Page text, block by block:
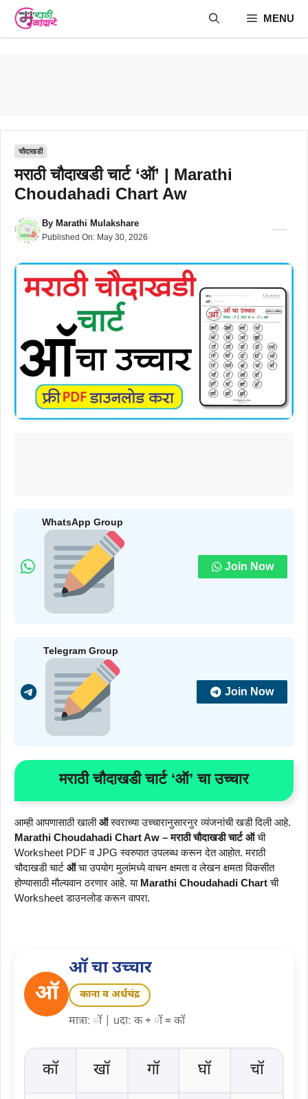
content
MENU
चौदाखडी
मराठी चौदाखडी चार्ट ‘ऑ’ | Marathi
Choudahadi Chart Aw
By Marathi Mulakshare
Published On: May 30, 2026
WhatsApp Group
Join Now
Telegram Group
Join Now
मराठी चौदाखडी चार्ट ‘ऑ’ चा उच्चार
आम्ही आपणासाठी खालीऑस्वराच्या उच्चारानुसारनुर व्यंजनांची खडी दिली आहे.
Marathi Choudahadi Chart Aw – मराठी चौदाखडी चार्ट ऑची
Worksheet PDF व JPG स्वरुपात उपलब्ध करून देत आहोत. मराठी
चौदाखडी चार्ट ऑचा उपयोग मुलांमध्ये वाचन क्षमता व लेखन क्षमता विकसीत
होण्यासाठी मौल्यवान ठरणार आहे. या Marathi Choudahadi Chartची
Worksheet डाउनलोड करून वापरा.
ऑ
ऑ चा उच्चार
काना व अर्धचंद्र
मात्रा: ॉ | uदा: क + ॉ = कॉ
कॉ खॉ गॉ घॉ चॉ